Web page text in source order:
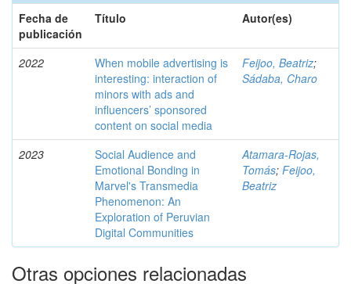
Fecha de
publicación
Título Autor(es)
2022
When mobile advertising is
interesting: interaction of
minors with ads and
influencers’ sponsored
content on social media
Feijoo, Beatriz;
Sádaba, Charo
2023
Social Audience and
Emotional Bonding in
Marvel's Transmedia
Phenomenon: An
Exploration of Peruvian
Digital Communities
Atamara-Rojas,
Tomás; Feijoo,
Beatriz
Otras opciones relacionadas